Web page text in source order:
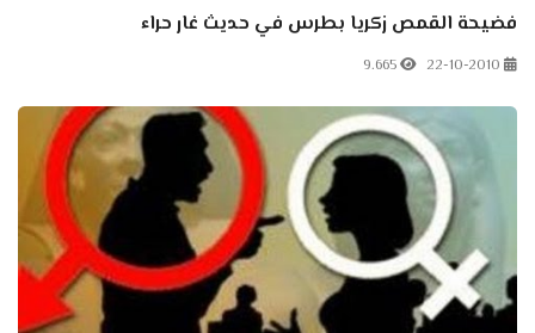
فضيحة القمص زكريا بطرس في حديث غار حراء
22-10-2010
9.665